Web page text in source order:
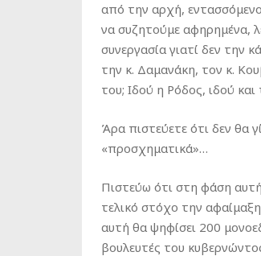
από την αρχή,
να συζητούμε αφηρημένα,
συνεργασία γιατί δεν την
την κ. Δαμανάκη, τον κ.
του; Ιδού η Ρόδος, ιδού
Άρα πιστεύετε ότι δεν θα
«προσχηματικά»…
Πιστεύω ότι στη φάση
τελικό στόχο την
αυτή θα ψηφίσει 200
βουλευτές του